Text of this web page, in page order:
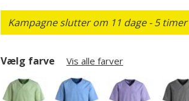
Kampagne slutter om 11 dage - 5
Vælg farve Vis alle farver